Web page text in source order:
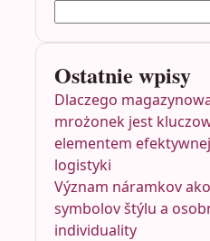
Ostatnie wpisy
Dlaczego
mrożonek jest
elementem efektywnej
logistyki
Význam náramkov ako
symbolov štýlu a
individuality